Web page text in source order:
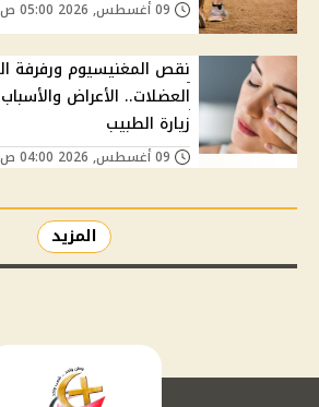
نقص المغنيسيوم ورفرفة
العضلات.. الأعراض
زيارة الطبيب
المزيد